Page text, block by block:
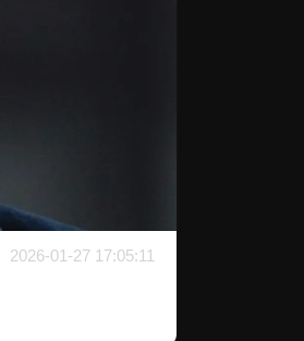
2026-01-27 17:05:11